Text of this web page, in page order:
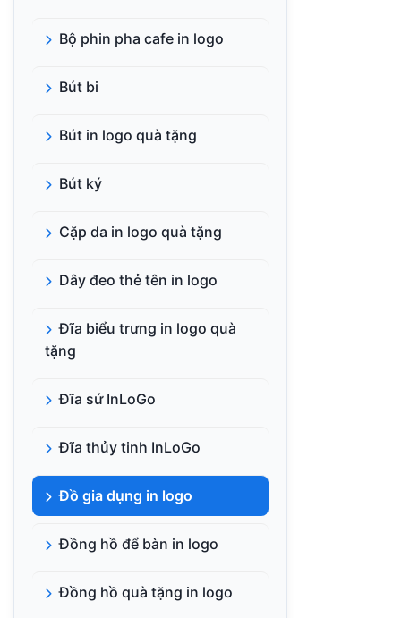
Bộ phin pha cafe in logo
Bút bi
Bút in logo quà tặng
Bút ký
Cặp da in logo quà tặng
Dây đeo thẻ tên in logo
Đĩa biểu trưng in logo quà
tặng
Đĩa sứ InLoGo
Đĩa thủy tinh InLoGo
Đồ gia dụng in logo
Đồng hồ để bàn in logo
Đồng hồ quà tặng in logo